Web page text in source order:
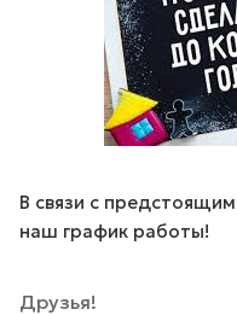
В связи с
наш график работы!
Друзья!